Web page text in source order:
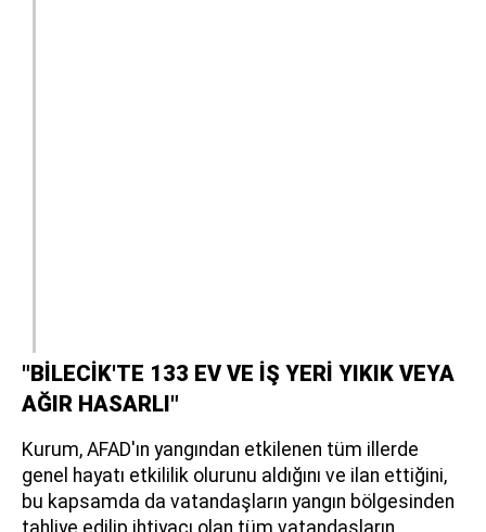
"BİLECİK'TE 133 EV VE İŞ YERİ YIKIK VEYA
AĞIR HASARLI"
Kurum, AFAD'ın yangından etkilenen tüm illerde
genel hayatı etkililik olurunu aldığını ve ilan ettiğini,
bu kapsamda da vatandaşların yangın bölgesinden